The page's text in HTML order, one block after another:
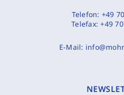
Telefon: +49
Telefax:+49
E-Mail: